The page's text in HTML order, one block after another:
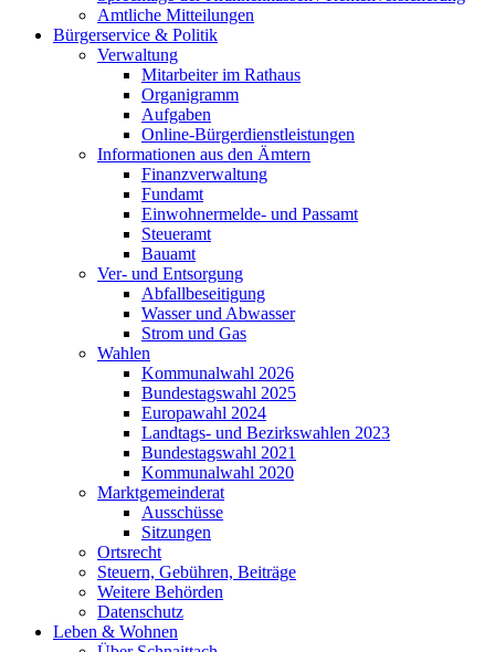
Amtliche Mitteilungen
Bürgerservice & Politik
Verwaltung
Mitarbeiter im Rathaus
Organigramm
Aufgaben
Online-Bürgerdienstleistungen
Informationen aus den Ämtern
Finanzverwaltung
Fundamt
Einwohnermelde- und Passamt
Steueramt
Bauamt
Ver- und Entsorgung
Abfallbeseitigung
Wasser und Abwasser
Strom und Gas
Wahlen
Kommunalwahl 2026
Bundestagswahl 2025
Europawahl 2024
Landtags- und Bezirkswahlen 2023
Bundestagswahl 2021
Kommunalwahl 2020
Marktgemeinderat
Ausschüsse
Sitzungen
Ortsrecht
Steuern, Gebühren, Beiträge
Weitere Behörden
Datenschutz
Leben & Wohnen